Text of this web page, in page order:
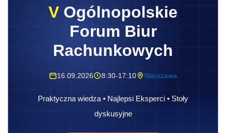
V Ogólnopolskie
Forum Biur
Rachunkowych
16.09.2026 8:30-17:10 Warszawa
Praktyczna wiedza • Najlepsi Eksperci • Stoły
dyskusyjne